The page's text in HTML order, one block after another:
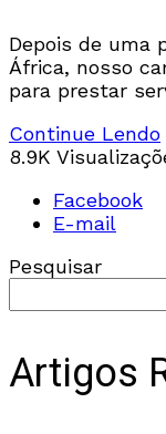
Depois de uma
África, nosso
para prestar
e irmãs
Continue Lendo
8.9K
Facebook
E-mail
Pesquisar
Artigos